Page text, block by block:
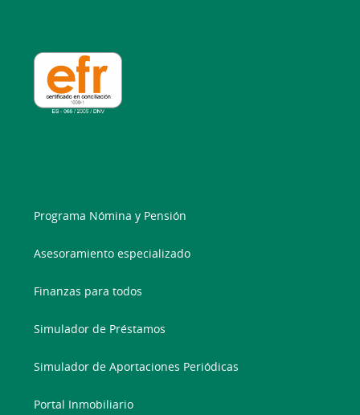
Programa Nómina y Pensión
Asesoramiento especializado
Finanzas para todos
Simulador de Préstamos
Simulador de Aportaciones Periódicas
Portal Inmobiliario